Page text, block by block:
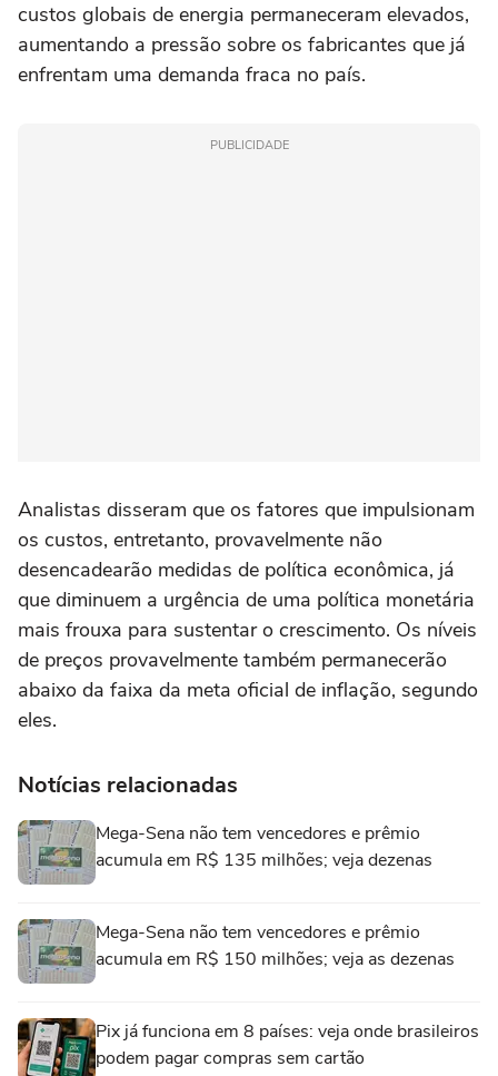
custos globais de energia permaneceram elevados,
aumentando a pressão sobre os fabricantes que já
enfrentam uma ⁠demanda fraca no país.
PUBLICIDADE
Analistas disseram que os fatores que impulsionam
os custos, ‌entretanto, provavelmente não
desencadearão medidas de política econômica, já
que diminuem a urgência de uma política monetária
mais frouxa para sustentar o crescimento. ‌Os níveis
de preços provavelmente também permanecerão
‌abaixo da faixa da meta oficial de inflação, segundo
eles.
Notícias relacionadas
Mega-Sena não tem vencedores e prêmio
acumula em R$ 135 milhões; veja dezenas
Mega-Sena não tem vencedores e prêmio
acumula em R$ 150 milhões; veja as dezenas
Pix já funciona em 8 países: veja onde brasileiros
podem pagar compras sem cartão